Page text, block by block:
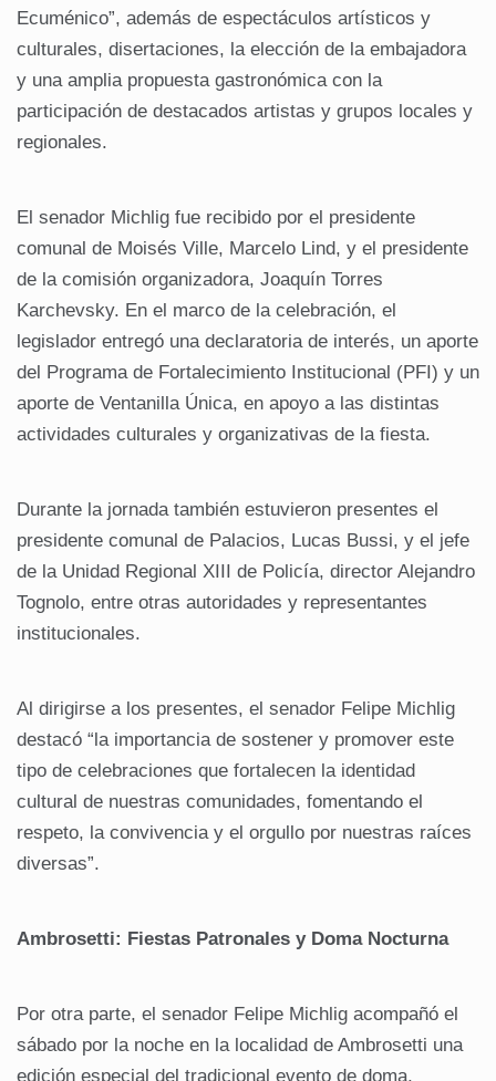
Ecuménico”, además de espectáculos artísticos y
culturales, disertaciones, la elección de la embajadora
y una amplia propuesta gastronómica con la
participación de destacados artistas y grupos locales y
regionales.
El senador Michlig fue recibido por el presidente
comunal de Moisés Ville, Marcelo Lind, y el presidente
de la comisión organizadora, Joaquín Torres
Karchevsky. En el marco de la celebración, el
legislador entregó una declaratoria de interés, un aporte
del Programa de Fortalecimiento Institucional (PFI) y un
aporte de Ventanilla Única, en apoyo a las distintas
actividades culturales y organizativas de la fiesta.
Durante la jornada también estuvieron presentes el
presidente comunal de Palacios, Lucas Bussi, y el jefe
de la Unidad Regional XIII de Policía, director Alejandro
Tognolo, entre otras autoridades y representantes
institucionales.
Al dirigirse a los presentes, el senador Felipe Michlig
destacó “la importancia de sostener y promover este
tipo de celebraciones que fortalecen la identidad
cultural de nuestras comunidades, fomentando el
respeto, la convivencia y el orgullo por nuestras raíces
diversas”.
Ambrosetti: Fiestas Patronales y Doma Nocturna
Por otra parte, el senador Felipe Michlig acompañó el
sábado por la noche en la localidad de Ambrosetti una
edición especial del tradicional evento de doma,